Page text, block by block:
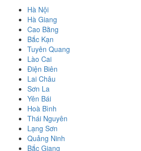
Hà Nội
Hà Giang
Cao Bằng
Bắc Kạn
Tuyên Quang
Lào Cai
Điện Biên
Lai Châu
Sơn La
Yên Bái
Hoà Bình
Thái Nguyên
Lạng Sơn
Quảng Ninh
Bắc Giang